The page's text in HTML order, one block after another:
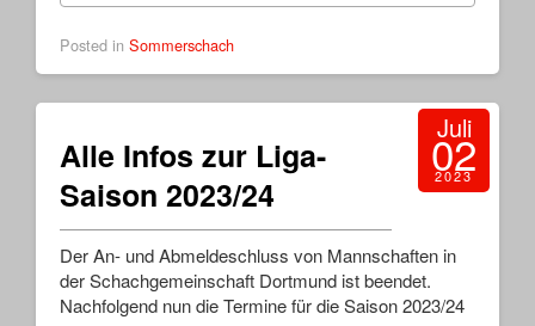
Posted in Sommerschach
Alle Infos zur Liga-
Saison 2023/24
Juli
02
2023
Der An- und Abmeldeschluss von Mannschaften in
der Schachgemeinschaft Dortmund ist beendet.
Nachfolgend nun die Termine für die Saison 2023/24